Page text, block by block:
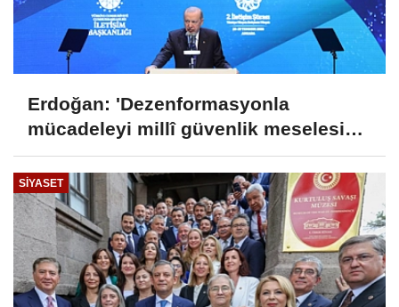
Erdoğan: 'Dezenformasyonla
mücadeleyi millî güvenlik meselesi
olarak görüyoruz'
SIYASET